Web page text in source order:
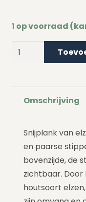
1 op voorraad
Snijplank
Omschrijving
Snijplank van
en paarse
bovenzijde, de
zichtbaar.
houtsoort